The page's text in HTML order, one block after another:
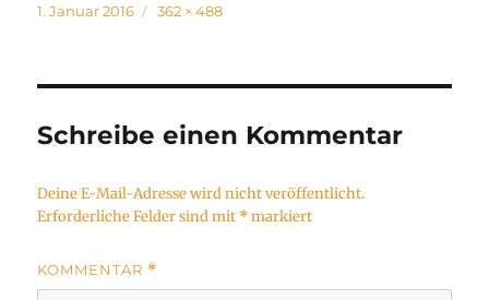
Veröffentlicht
1. Januar 2016
Volle
362 × 488
Schreibe einen Kommentar
Deine E-Mail-Adresse wird nicht veröffentlicht.
Erforderliche Felder sind mit *markiert
KOMMENTAR *